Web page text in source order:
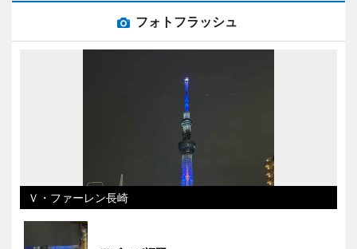
フォトフラッシュ
Ｖ・ファーレン長崎